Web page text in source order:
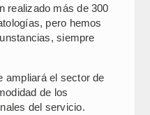
realizado más de 300
pero hemos
siempre
ampliará el sector de
de los
del servicio.